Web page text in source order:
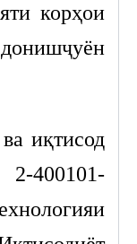
корҳои
иқтисод
400101-